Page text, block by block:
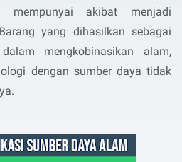
mempunyai akibat menjadi
yang dihasilkan sebagai
mengkobinasikan alam,
dengan sumber daya tidak